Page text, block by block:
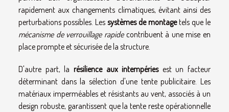
rapidement aux changements climatiques, évitant ainsi des
perturbations possibles. Les systèmes de montagetels que le
mécanisme de verrouillage rapidecontribuent à une mise en
place prompte et sécurisée de la structure.
D'autre part, la résilience aux intempériesest un facteur
déterminant dans la sélection d'une tente publicitaire. Les
matériaux imperméables et résistants au vent, associés à un
design robuste, garantissent que la tente reste opérationnelle